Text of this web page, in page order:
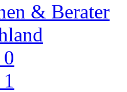
& Berater